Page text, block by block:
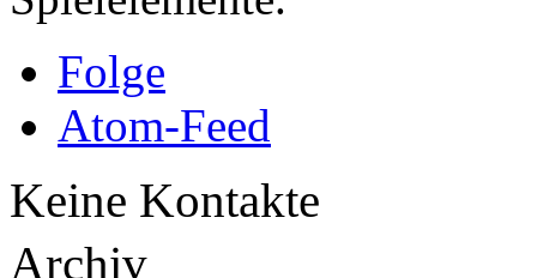
Folge
Atom-Feed
Keine Kontakte
Archiv